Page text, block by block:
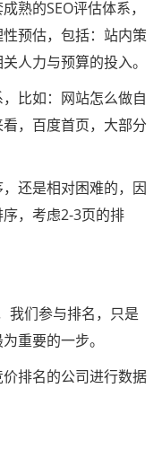
的SEO评估体系，
预估，包括：站内策
人力与预算的投入。
比如：网站怎么做自
，百度首页，大部分
还是相对困难的，因
，考虑2-3页的排
们参与排名，只是
重要的一步。
排名的公司进行数据